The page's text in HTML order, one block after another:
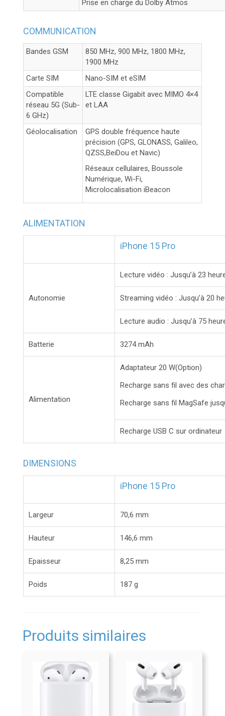
Prise en charge du Dolby Atmos
COMMUNICATION
Bandes GSM
850 MHz, 900 MHz, 1800 MHz,
1900 MHz
Carte SIM
Nano-SIM et eSIM
Compatible
réseau 5G (Sub-
6 GHz)
LTE classe Gigabit avec MIMO 4×4
et LAA
Géolocalisation
GPS double fréquence haute
précision (GPS, GLONASS, Galileo,
QZSS,BeiDou et Navic)
Réseaux cellulaires, Boussole
Numérique, Wi-Fi,
Microlocalisation iBeacon
ALIMENTATION
iPhone 15 Pro
Autonomie
Lecture vidéo : Jusqu’à 23
Streaming vidéo : Jusqu’à 20
Lecture audio : Jusqu’à 75
Batterie 3274 mAh
Alimentation
Adaptateur 20 W(Option)
Recharge sans fil avec des
Recharge sans fil MagSafe
Recharge USB C sur ordinateur
DIMENSIONS
iPhone 15 Pro
Largeur 70,6 mm
Hauteur 146,6 mm
Epaisseur 8,25 mm
Poids 187 g
Produits similaires